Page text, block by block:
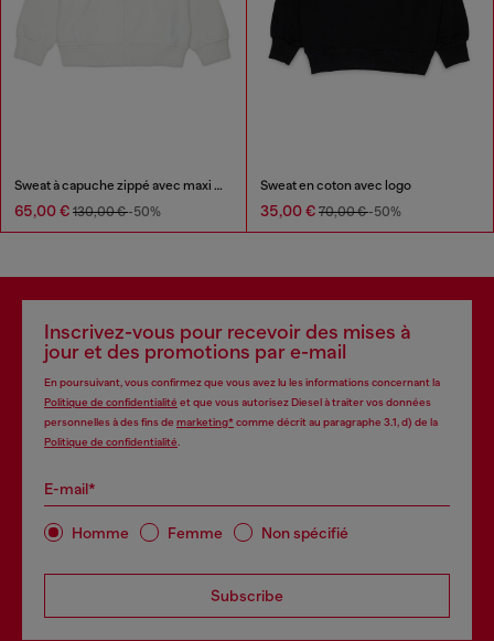
Sweat à capuche zippé avec maxi imprimé
65,00 € 130,00 €-50%
Sweat en coton avec logo
35,00 € 70,00 €-50%
Inscrivez-vous pour recevoir des mises à
jour et des promotions par e-mail
En poursuivant, vous confirmez que vous avez lu les informations concernant la
Politique de confidentialité et que vous autorisez Diesel à traiter vos données
personnelles à des fins de marketing*comme décrit au paragraphe 3.1, d) de la
Politique de confidentialité
E-mail*
Homme Femme Non spécifié
Subscribe